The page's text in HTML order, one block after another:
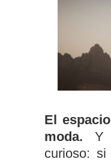
El
moda. Y
curioso: